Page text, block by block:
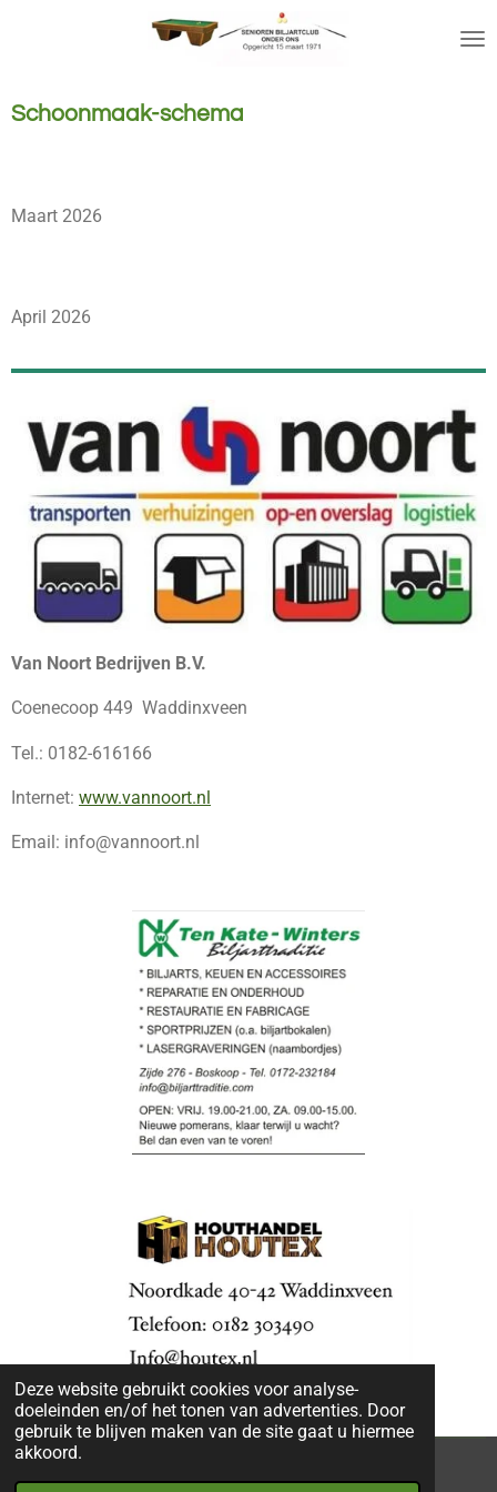
Deze website gebruikt cookies voor analyse-
doeleinden en/of het tonen van advertenties. Door
gebruik te blijven maken van de site gaat u hiermee
akkoord.
de
Schoonmaak-schema
Maart 2026
April 2026
Van Noort Bedrijven B.V.
Coenecoop 449 Waddinxveen
Tel.: 0182-616166
Internet: www.vannoort.nl
Email: info@vannoort.nl